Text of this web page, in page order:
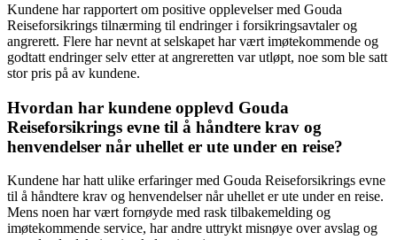
Kundene har rapportert om positive opplevelser med Gouda
Reiseforsikrings tilnærming til endringer i forsikringsavtaler og
angrerett. Flere har nevnt at selskapet har vært imøtekommende og
godtatt endringer selv etter at angreretten var utløpt, noe som ble satt
stor pris på av kundene.
Hvordan har kundene opplevd Gouda
Reiseforsikrings evne til å håndtere krav og
henvendelser når uhellet er ute under en reise?
Kundene har hatt ulike erfaringer med Gouda Reiseforsikrings evne
til å håndtere krav og henvendelser når uhellet er ute under en reise.
Mens noen har vært fornøyde med rask tilbakemelding og
imøtekommende service, har andre uttrykt misnøye over avslag og